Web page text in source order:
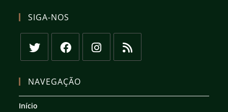
SIGA-NOS
em
nova
em
NAVEGAÇÃO
Início